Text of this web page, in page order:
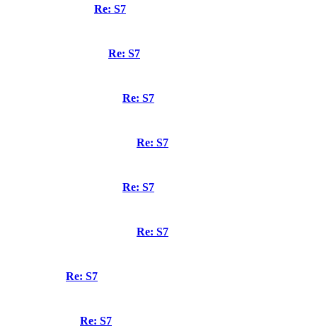
Re: S7
Re: S7
Re: S7
Re: S7
Re: S7
Re: S7
Re: S7
Re: S7